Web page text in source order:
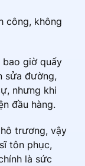
công, không
bao giờ quấy
sửa đường,
nhưng khi
đầu hàng.
trương, vậy
tôn phục,
là sức